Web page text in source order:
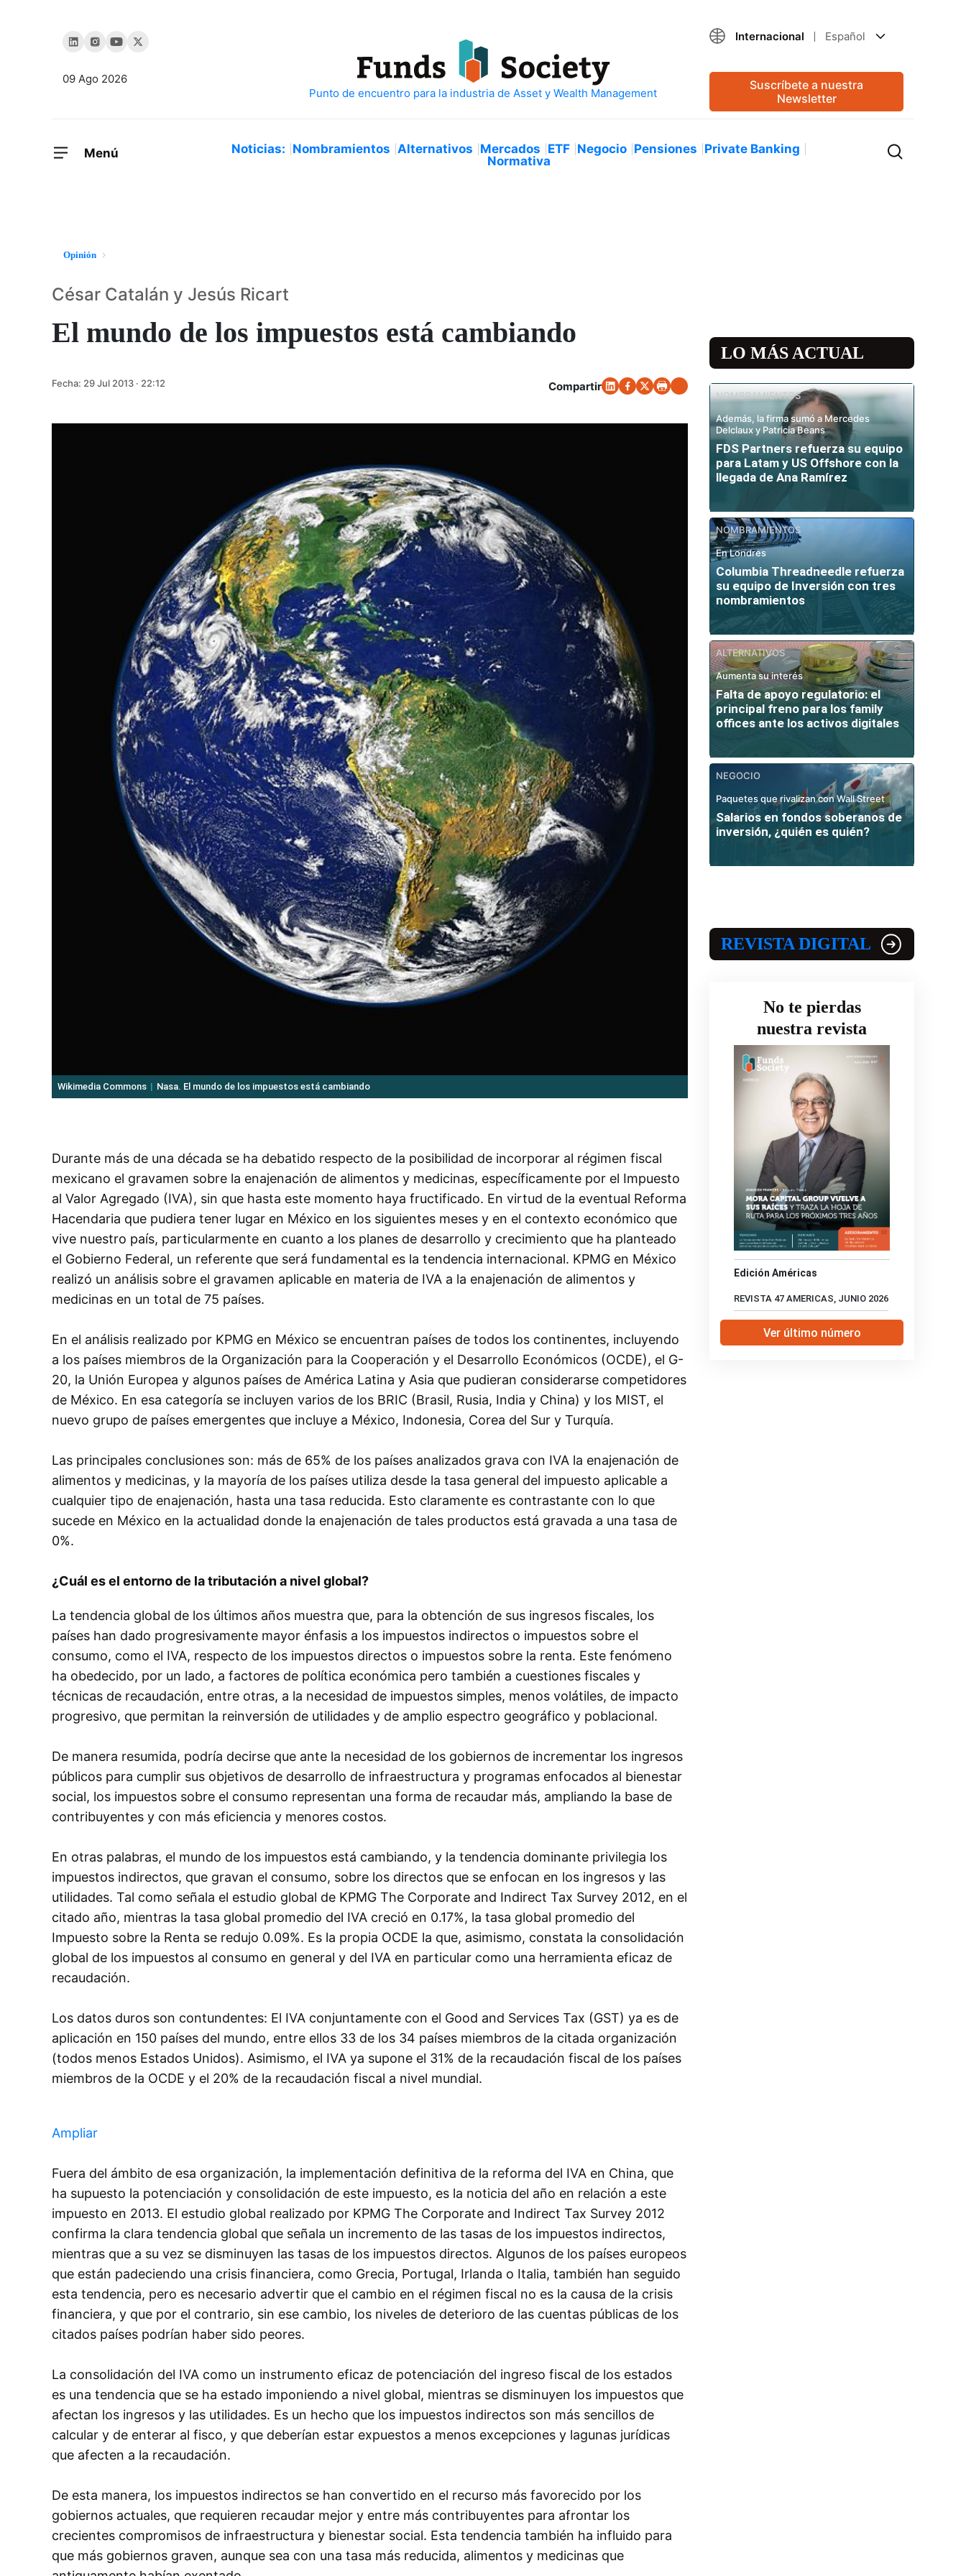
09 Ago 2026
Internacional Español
Suscríbete a nuestra
Newsletter
Menú Noticias: Nombramientos Alternativos Mercados ETF Negocio Pensiones Private Banking
Normativa
Opinión
El mundo de los impuestos está cambiando
César Catalán y Jesús Ricart
Fecha: 29 Jul 2013 · 22:12 Compartir
Wikimedia Commons Nasa. El mundo de los impuestos está cambiando
Durante más de una década se ha debatido respecto de la posibilidad de incorporar al régimen fiscal
mexicano el gravamen sobre la enajenación de alimentos y medicinas, específicamente por el Impuesto
al Valor Agregado (IVA), sin que hasta este momento haya fructificado. En virtud de la eventual Reforma
Hacendaria que pudiera tener lugar en México en los siguientes meses y en el contexto económico que
vive nuestro país, particularmente en cuanto a los planes de desarrollo y crecimiento que ha planteado
el Gobierno Federal, un referente que será fundamental es la tendencia internacional. KPMG en México
realizó un análisis sobre el gravamen aplicable en materia de IVA a la enajenación de alimentos y
medicinas en un total de 75 países.
En el análisis realizado por KPMG en México se encuentran países de todos los continentes, incluyendo
a los países miembros de la Organización para la Cooperación y el Desarrollo Económicos (OCDE), el G-
20, la Unión Europea y algunos países de América Latina y Asia que pudieran considerarse competidores
de México. En esa categoría se incluyen varios de los BRIC (Brasil, Rusia, India y China) y los MIST, el
nuevo grupo de países emergentes que incluye a México, Indonesia, Corea del Sur y Turquía.
Las principales conclusiones son: más de 65% de los países analizados grava con IVA la enajenación de
alimentos y medicinas, y la mayoría de los países utiliza desde la tasa general del impuesto aplicable a
cualquier tipo de enajenación, hasta una tasa reducida. Esto claramente es contrastante con lo que
sucede en México en la actualidad donde la enajenación de tales productos está gravada a una tasa de
0%.
¿Cuál es el entorno de la tributación a nivel global?
La tendencia global de los últimos años muestra que, para la obtención de sus ingresos fiscales, los
países han dado progresivamente mayor énfasis a los impuestos indirectos o impuestos sobre el
consumo, como el IVA, respecto de los impuestos directos o impuestos sobre la renta. Este fenómeno
ha obedecido, por un lado, a factores de política económica pero también a cuestiones fiscales y
técnicas de recaudación, entre otras, a la necesidad de impuestos simples, menos volátiles, de impacto
progresivo, que permitan la reinversión de utilidades y de amplio espectro geográfico y poblacional.
De manera resumida, podría decirse que ante la necesidad de los gobiernos de incrementar los ingresos
públicos para cumplir sus objetivos de desarrollo de infraestructura y programas enfocados al bienestar
social, los impuestos sobre el consumo representan una forma de recaudar más, ampliando la base de
contribuyentes y con más eficiencia y menores costos.
En otras palabras, el mundo de los impuestos está cambiando, y la tendencia dominante privilegia los
impuestos indirectos, que gravan el consumo, sobre los directos que se enfocan en los ingresos y las
utilidades. Tal como señala el estudio global de KPMG The Corporate and Indirect Tax Survey 2012, en el
citado año, mientras la tasa global promedio del IVA creció en 0.17%, la tasa global promedio del
Impuesto sobre la Renta se redujo 0.09%. Es la propia OCDE la que, asimismo, constata la consolidación
global de los impuestos al consumo en general y del IVA en particular como una herramienta eficaz de
recaudación.
Los datos duros son contundentes: El IVA conjuntamente con el Good and Services Tax (GST) ya es de
aplicación en 150 países del mundo, entre ellos 33 de los 34 países miembros de la citada organización
(todos menos Estados Unidos). Asimismo, el IVA ya supone el 31% de la recaudación fiscal de los países
miembros de la OCDE y el 20% de la recaudación fiscal a nivel mundial.
Ampliar
Fuera del ámbito de esa organización, la implementación definitiva de la reforma del IVA en China, que
ha supuesto la potenciación y consolidación de este impuesto, es la noticia del año en relación a este
impuesto en 2013. El estudio global realizado por KPMG The Corporate and Indirect Tax Survey 2012
confirma la clara tendencia global que señala un incremento de las tasas de los impuestos indirectos,
mientras que a su vez se disminuyen las tasas de los impuestos directos. Algunos de los países europeos
que están padeciendo una crisis financiera, como Grecia, Portugal, Irlanda o Italia, también han seguido
esta tendencia, pero es necesario advertir que el cambio en el régimen fiscal no es la causa de la crisis
financiera, y que por el contrario, sin ese cambio, los niveles de deterioro de las cuentas públicas de los
citados países podrían haber sido peores.
La consolidación del IVA como un instrumento eficaz de potenciación del ingreso fiscal de los estados
es una tendencia que se ha estado imponiendo a nivel global, mientras se disminuyen los impuestos que
afectan los ingresos y las utilidades. Es un hecho que los impuestos indirectos son más sencillos de
calcular y de enterar al fisco, y que deberían estar expuestos a menos excepciones y lagunas jurídicas
que afecten a la recaudación.
De esta manera, los impuestos indirectos se han convertido en el recurso más favorecido por los
gobiernos actuales, que requieren recaudar mejor y entre más contribuyentes para afrontar los
crecientes compromisos de infraestructura y bienestar social. Esta tendencia también ha influido para
que más gobiernos graven, aunque sea con una tasa más reducida, alimentos y medicinas que
LO MÁS ACTUAL
NOMBRAMIENTOS
Además, la firma sumó a Mercedes
Delclaux y Patricia Beans
FDS Partners refuerza su equipo
para Latam y US Offshore con la
llegada de Ana Ramírez
NOMBRAMIENTOS
En Londres
Columbia Threadneedle refuerza
su equipo de Inversión con tres
nombramientos
ALTERNATIVOS
Aumenta su interés
Falta de apoyo regulatorio: el
principal freno para los family
offices ante los activos digitales
NEGOCIO
Paquetes que rivalizan con Wall Street
Salarios en fondos soberanos de
inversión, ¿quién es quién?
REVISTA DIGITAL
No te pierdas
nuestra revista
Edición Américas
REVISTA 47 AMERICAS, JUNIO 2026
Ver último número